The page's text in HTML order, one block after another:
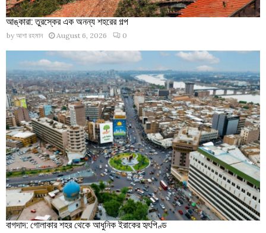
আঙ্কারা: তুরস্কের এক অনন্য শহরের গল্প
by আশা রহমান August 6, 2026 0
বাগদাদ: গোলাকার শহর থেকে আধুনিক ইরাকের হৃৎপিণ্ড